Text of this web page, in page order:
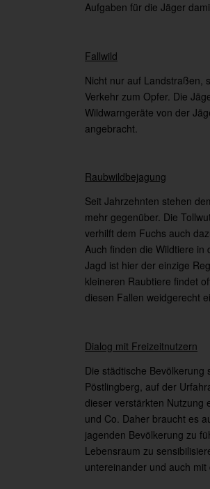
Aufgaben für die Jäger
Fallwild
Nicht nur auf Landstraßen,
Verkehr zum Opfer. Die
Wildwarngeräte von der
angebracht.
Raubwildbejagung
Seit Jahrzehnten stehen
mehr gegenüber. Die
verhilft dem Fuchs auch
Auch finden die Wildtiere in
Jagd ist hier der einzige
kleineren Raubtiere findet
diesen Fallen weidgerecht
Dialog mit Freizeitnutzern
Die städtische
Pöstlingberg, auf der
dieser verstärkten Nutzung
und Co. Daher braucht es
jagenden Bevölkerung zu
Lebensraum zu
untereinander und auch